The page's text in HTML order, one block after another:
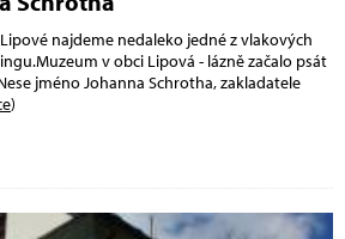
najdeme nedaleko jedné z vlakových
v obci Lipová - lázně začalo psát
jméno Johanna Schrotha, zakladatele
)